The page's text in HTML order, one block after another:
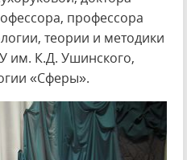
профессора
теории и методики
им. К.Д. Ушинского,
«Сферы».